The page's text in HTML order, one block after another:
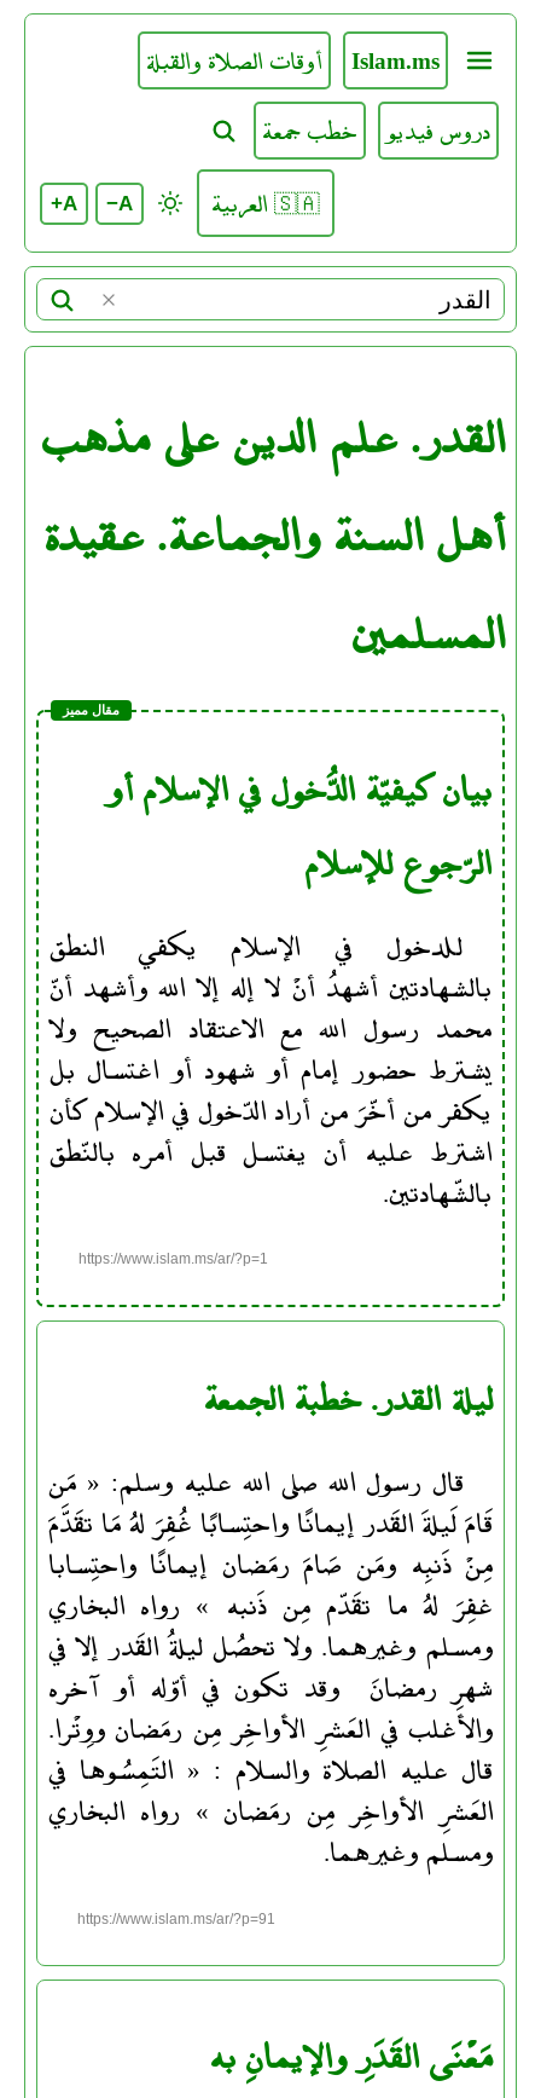
Islam.ms
أوقات الصلاة والقبلة
دروس فيديو
خطب جمعة
🇸🇦 العربية
A−
A+
القدر. علم الدين على مذهب
أهل السنة والجماعة. عقيدة
المسلمين
بيان كيفيّة الدُّخول في الإسلام أو
الرّجوع للإسلام
للدخول في الإسلام يكفي النطق
بالشهادتين أشهدُ أنْ لا إله إلا الله وأشهد أنّ
محمد رسول الله مع الاعتقاد الصحيح ولا
يشترط حضور إمام أو شهود أو اغتسال بل
يكفر من أخّرَ من أراد الدّخول في الإسلام كأن
اشترط عليه أن يغتسل قبل أمره بالنّطق
بالشّهادتين.
https://www.islam.ms/ar/?p=1
ليلة القدر. خطبة الجمعة
قال رسول الله صلى الله عليه وسلم: « مَن
قَامَ لَيلةَ القَدر إيمانًا واحتِسابًا غُفِرَ لهُ مَا تقَدَّمَ
مِنْ ذَنبِه ومَن صَامَ رمَضان إيمانًا واحتِسابا
غفِرَ لهُ ما تقَدّم مِن ذَنبه » رواه البخاري
ومسلم وغيرهما. ولا تحصُل ليلةُ القَدر إلا في
شهرِ رمضانَ وقد تكون في أوّله أو آخره
والأغلب في العَشرِ الأواخِر مِن رمَضان ووِتْرا.
قال عليه الصلاة والسلام : « التَمِسُوها في
العَشرِ الأواخِر مِن رمَضان » رواه البخاري
ومسلم وغيرهما.
https://www.islam.ms/ar/?p=91
مَعْنَى القَدَرِ والإيمانِ به